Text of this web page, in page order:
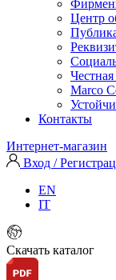
Центр
Marco
Контакты
Интернет-магазин
Вход /
EN
IT
Скачать каталог